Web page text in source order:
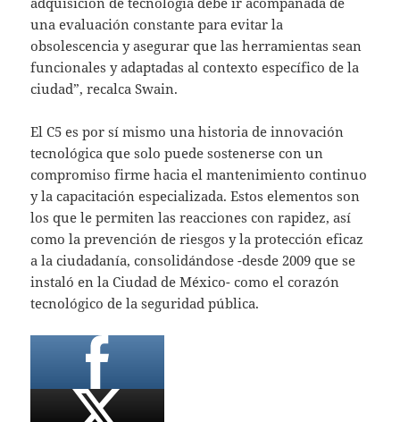
una evaluación constante para evitar la
obsolescencia y asegurar que las herramientas sean
funcionales y adaptadas al contexto específico de la
ciudad”, recalca Swain.
El C5 es por sí mismo una historia de innovación
tecnológica que solo puede sostenerse con un
compromiso firme hacia el mantenimiento continuo
y la capacitación especializada. Estos elementos son
los que le permiten las reacciones con rapidez, así
como la prevención de riesgos y la protección eficaz
a la ciudadanía, consolidándose -desde 2009 que se
instaló en la Ciudad de México- como el corazón
tecnológico de la seguridad pública.